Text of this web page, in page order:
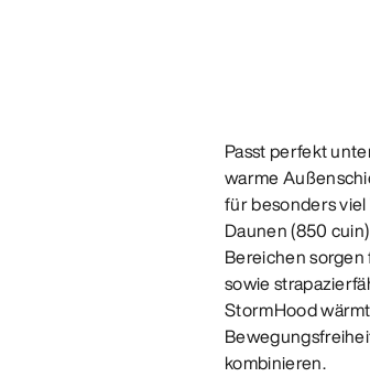
Passt perfekt
warme
für besonders
Daunen (850
Bereichen
sowie
StormHood
kombinieren.